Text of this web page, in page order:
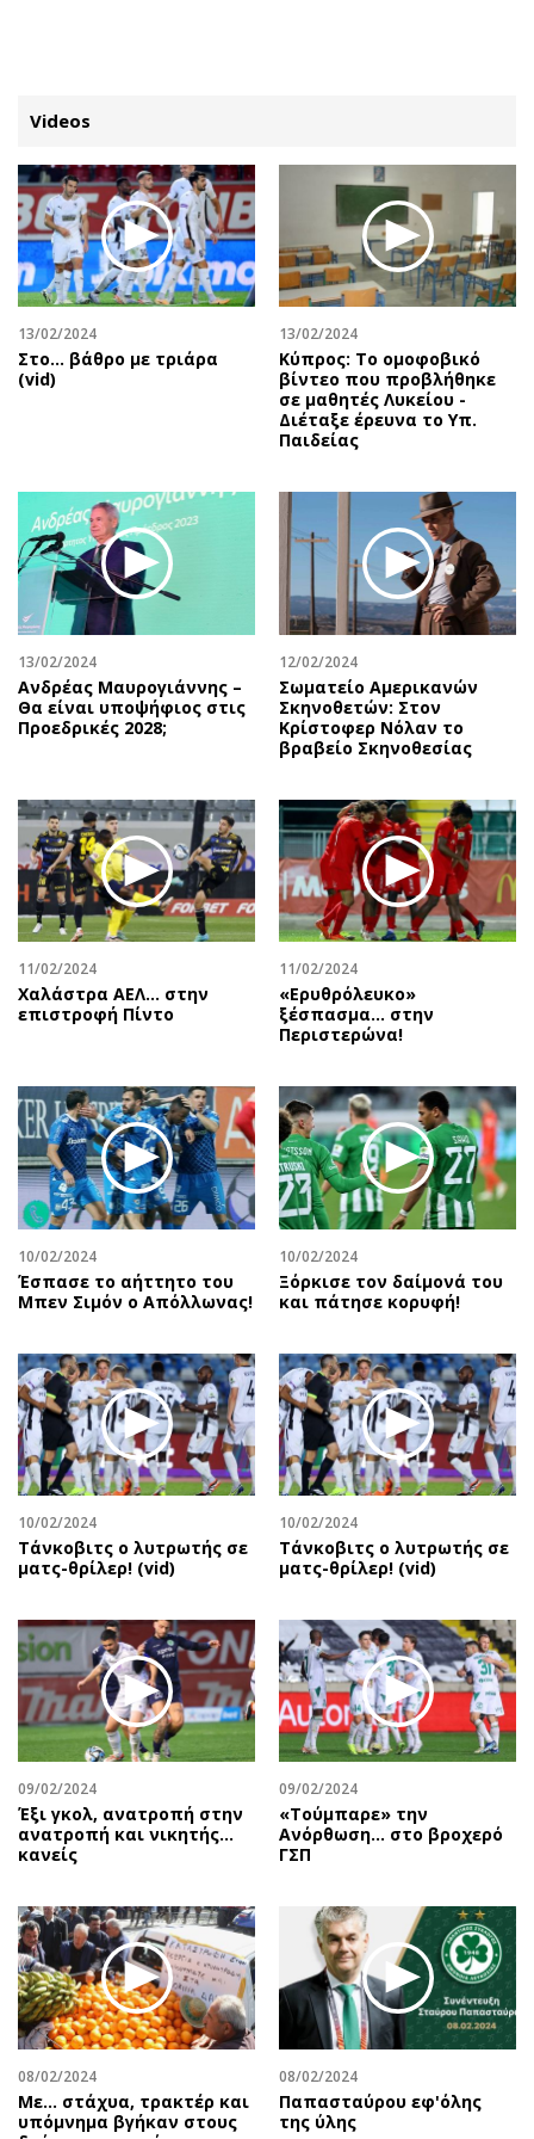
ΚΑΤΗΓΟΡΙΕΣ ΣΥΝΔΕΣΗ
Κύπρος
Παιδεία
Υγεία
Πολιτική
Βουλευτικές 2026
Δημοσκοπήσεις
Διπλωματία
Αθλητισμός
Κύπρος
Ελλάδα
Διεθνή
Κληρώσεις Allwyn
Οικονομική
Real Estate
Επιχειρήσεις
Αγορές
Money Review
AstroBank Properties
Trends
Ενέργεια
Ελλάδα
Κόσμος
Παράξενα
Πολιτισμός
Σινεμά
Θέατρο-Χορός
Μουσική
Εικαστικά
Βιβλίο
Χειρόγραφα
Απόψεις
Αρθρογραφία
The Hill
Υγεία
Αγγελίες
Ενοικιάζονται
Πωλούνται
Ζητούν εργασία
Θέσεις εργασίας
Νέα
Κινητά-tablets
Social
Αυτοκίνηση
Αφιερώματα
Πολιτική
Οικονομία
Γενικά
Αναδρομές
Πρόσωπα
Περιβάλλον
Good Life
Γυναίκα
Showbiz
Συνταγές
Έξοδος
Media
Εκπομπές
Wine routes
Podcasts
Προσφορές
Προσωπικότητες στην ''Κ''
Επιστολές
Videos
13/02/2024
Στο... βάθρο με τριάρα
(vid)
13/02/2024
Κύπρος: Το ομοφοβικό
βίντεο που προβλήθηκε
σε μαθητές Λυκείου -
Διέταξε έρευνα το Υπ.
Παιδείας
13/02/2024
Ανδρέας Μαυρογιάννης –
Θα είναι υποψήφιος στις
Προεδρικές 2028;
12/02/2024
Σωματείο Αμερικανών
Σκηνοθετών: Στον
Κρίστοφερ Νόλαν το
βραβείο Σκηνοθεσίας
11/02/2024
Χαλάστρα ΑΕΛ... στην
επιστροφή Πίντο
11/02/2024
«Ερυθρόλευκο»
ξέσπασμα… στην
Περιστερώνα!
10/02/2024
Έσπασε το αήττητο του
Μπεν Σιμόν ο Απόλλωνας!
10/02/2024
Ξόρκισε τον δαίμονά του
και πάτησε κορυφή!
10/02/2024
Τάνκοβιτς ο λυτρωτής σε
ματς-θρίλερ! (vid)
10/02/2024
Τάνκοβιτς ο λυτρωτής σε
ματς-θρίλερ! (vid)
09/02/2024
Έξι γκολ, ανατροπή στην
ανατροπή και νικητής…
κανείς
09/02/2024
«Τούμπαρε» την
Ανόρθωση… στο βροχερό
ΓΣΠ
08/02/2024
Με... στάχυα, τρακτέρ και
υπόμνημα βγήκαν στους
08/02/2024
Παπασταύρου εφ'όλης
της ύλης